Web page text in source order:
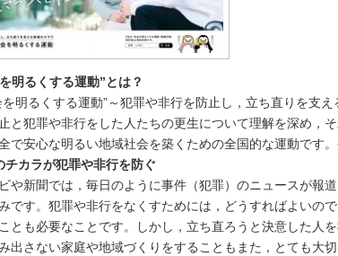
明るくする運動”とは？
明るくする運動”～犯罪や非行を防止し，立ち直りを支
と犯罪や非行をした人たちの更生について理解を深め，
で安心な明るい地域社会を築くための全国的な運動です
チカラが犯罪や非行を防ぐ
や新聞では，毎日のように事件（犯罪）のニュースが報
です。犯罪や非行をなくすためには，どうすればよいの
とも必要なことです。しかし，立ち直ろうと決意した人
出さない家庭や地域づくりをすることもまた，とても大切